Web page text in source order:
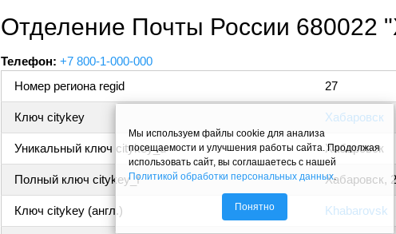
Отделение Почты России 680022
Телефон: +7 800-1-000-000
Номер региона regid
27
Ключ citykey Хабаровск
Уникальный ключ citykey_u Хабаровск
Полный ключ citykey_f Хабаровск,
Ключ citykey (англ.) Khabarovsk
Мы используем файлы cookie для анализа
посещаемости и улучшения работы сайта. Продолжая
использовать сайт, вы соглашаетесь с нашей
Политикой обработки персональных данных.
Понятно